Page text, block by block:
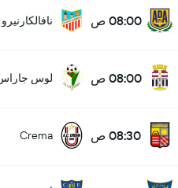
08:00 ص نافالكارنيرو
08:00 ص لوس
08:30 ص Crema